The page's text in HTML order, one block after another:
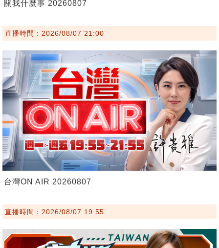
關我什麼事 20260807
直播時間：2026/08/07 21:00
台灣ON AIR 20260807
直播時間：2026/08/07 19:55